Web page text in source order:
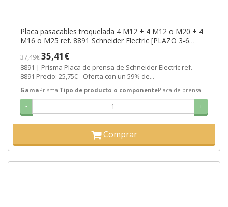
Placa pasacables troquelada 4 M12 + 4 M12 o M20 + 4
M16 o M25 ref. 8891 Schneider Electric [PLAZO 3-6
37,49€35,41€
8891 | Prisma Placa de prensa de Schneider Electric ref.
8891 Precio: 25,75€ - Oferta con un 59% de...
GamaPrisma Tipo de producto o componentePlaca de prensa
- +
Comprar